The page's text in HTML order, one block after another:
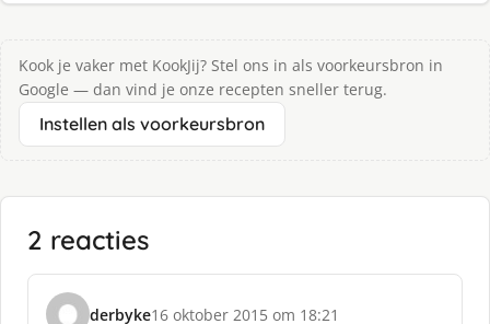
Kook je vaker met KookJij? Stel ons in als voorkeursbron in
Google — dan vind je onze recepten sneller terug.
Instellen als voorkeursbron
2 reacties
derbyke16 oktober 2015 om 18:21